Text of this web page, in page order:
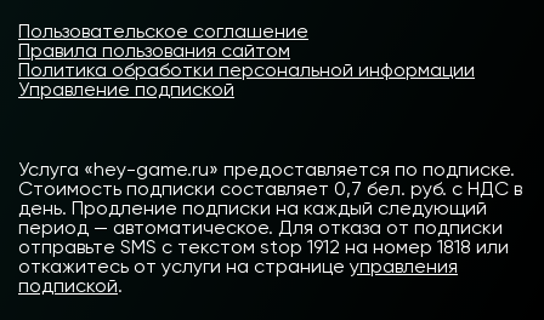
Пользовательское соглашение
Правила пользования сайтом
Политика обработки персональной информации
Управление подпиской
Услуга «hey-game.ru» предоставляется по подписке.
Стоимость подписки составляет 0,7 бел. руб. с НДС в
день. Продление подписки на каждый следующий
период — автоматическое. Для отказа от подписки
отправьте SMS с текстом stop 1912 на номер 1818 или
откажитесь от услуги на странице управления
подпиской.